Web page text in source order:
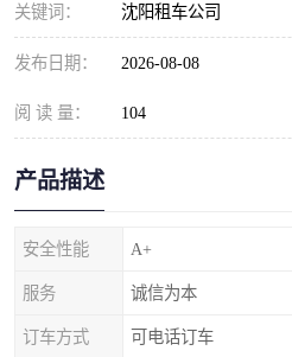
关键词： 沈阳租车公司
发布日期： 2026-08-08
阅 读 量： 104
产品描述
安全性能 A+
服务 诚信为本
订车方式 可电话订车